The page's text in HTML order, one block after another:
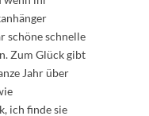
schöne schnelle
Zum Glück gibt
Jahr über
ich finde sie